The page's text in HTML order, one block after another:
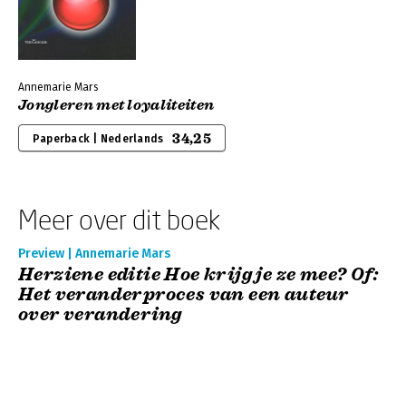
Annemarie Mars
Jongleren met loyaliteiten
Paperback | Nederlands 34,25
Meer over dit boek
Preview | Annemarie Mars
Herziene editie Hoe krijg je ze mee? Of:
Het veranderproces van een auteur
over verandering